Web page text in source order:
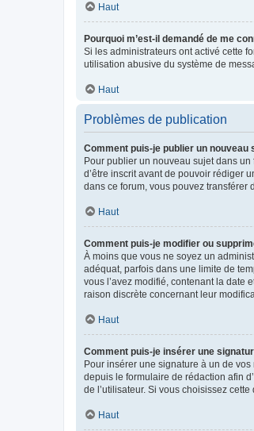
Haut
Pourquoi m’est-il demandé de me
Si les administrateurs ont activé cette
utilisation abusive du système de
Haut
Problèmes de publication
Comment puis-je publier un nouveau
Pour publier un nouveau sujet dans
d’être inscrit avant de pouvoir rédiger
dans ce forum, vous pouvez transférer
Haut
Comment puis-je modifier ou
À moins que vous ne soyez un
adéquat, parfois dans une limite de
vous l’avez modifié, contenant la date
raison discrète concernant leur
Haut
Comment puis-je insérer une
Pour insérer une signature à un de
depuis le formulaire de rédaction afin
de l’utilisateur. Si vous choisissez
Haut